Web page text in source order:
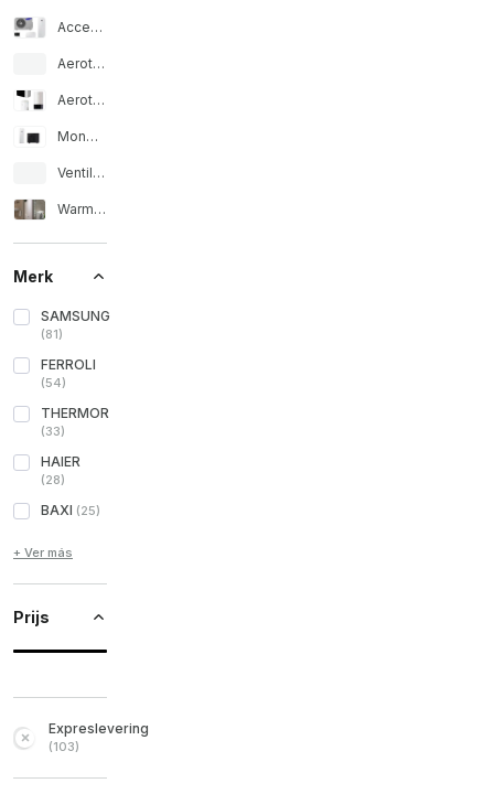
Accessoires Aerothermie
Aerothermische binnenunits
Aerothermische sets
Monoblock lucht-water warmtepomp
Ventilatorconvectoren voor aerothermie
Warmtepomp voor sanitair water
Merk
SAMSUNG
(81)
FERROLI
(54)
THERMOR
(33)
HAIER
(28)
BAXI (25)
+ Ver más
Prijs
Expreslevering
(103)